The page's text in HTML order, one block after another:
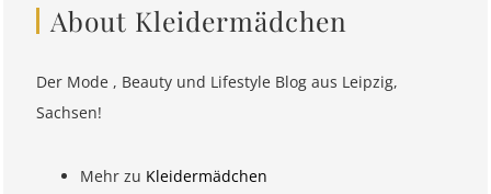
About Kleidermädchen
Der Mode , Beauty und Lifestyle Blog aus Leipzig,
Sachsen!
Mehr zu Kleidermädchen